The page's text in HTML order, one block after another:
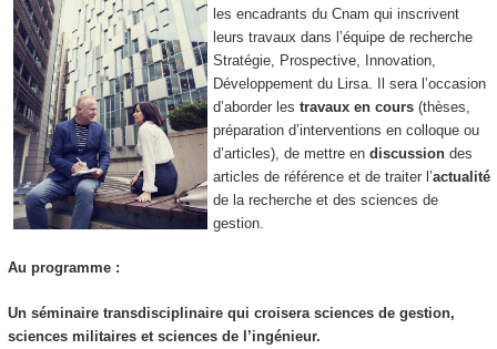
les encadrants du Cnam qui inscrivent
leurs travaux dans l’équipe de recherche
Stratégie, Prospective, Innovation,
Développement du Lirsa. Il sera l’occasion
d’aborder les travaux en cours(thèses,
préparation d’interventions en colloque ou
d’articles), de mettre en discussion des
articles de référence et de traiter l’actualité
de la recherche et des sciences de
gestion.
Au programme :
Un séminaire transdisciplinaire qui croisera sciences de gestion,
sciences militaires et sciences de l’ingénieur.